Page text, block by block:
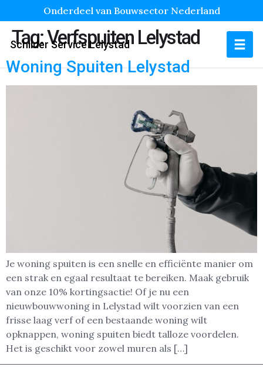
Onderdeel van Bouwsector Nederland
Schilder Service Lelystad
Tag:Verfspuiten Lelystad
Woning Spuiten Lelystad
Je woning spuiten is een snelle en efficiënte manier om
een strak en egaal resultaat te bereiken. Maak gebruik
van onze 10% kortingsactie! Of je nu een
nieuwbouwwoning in Lelystad wilt voorzien van een
frisse laag verf of een bestaande woning wilt
opknappen, woning spuiten biedt talloze voordelen.
Het is geschikt voor zowel muren als […]